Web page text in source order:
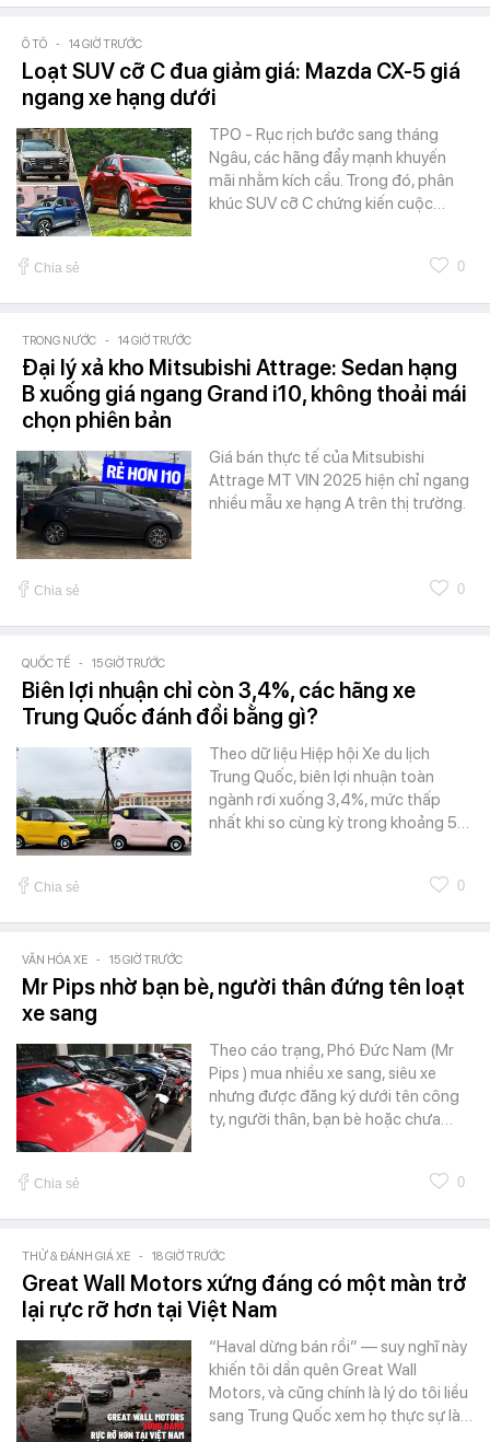
Ô TÔ - 14 GIỜ TRƯỚC
Loạt SUV cỡ C đua giảm giá: Mazda CX-5 giá
ngang xe hạng dưới
TPO - Rục rịch bước sang tháng
Ngâu, các hãng đẩy mạnh khuyến
mãi nhằm kích cầu. Trong đó, phân
khúc SUV cỡ C chứng kiến cuộc…
Chia sẻ 0
TRONG NƯỚC - 14 GIỜ TRƯỚC
Đại lý xả kho Mitsubishi Attrage: Sedan hạng
B xuống giá ngang Grand i10, không thoải mái
chọn phiên bản
Giá bán thực tế của Mitsubishi
Attrage MT VIN 2025 hiện chỉ ngang
nhiều mẫu xe hạng A trên thị trường.
Chia sẻ 0
QUỐC TẾ - 15 GIỜ TRƯỚC
Biên lợi nhuận chỉ còn 3,4%, các hãng xe
Trung Quốc đánh đổi bằng gì?
Theo dữ liệu Hiệp hội Xe du lịch
Trung Quốc, biên lợi nhuận toàn
ngành rơi xuống 3,4%, mức thấp
nhất khi so cùng kỳ trong khoảng 5…
Chia sẻ 0
VĂN HÓA XE - 15 GIỜ TRƯỚC
Mr Pips nhờ bạn bè, người thân đứng tên loạt
xe sang
Theo cáo trạng, Phó Đức Nam (Mr
Pips ) mua nhiều xe sang, siêu xe
nhưng được đăng ký dưới tên công
ty, người thân, bạn bè hoặc chưa…
Chia sẻ 0
THỬ & ĐÁNH GIÁ XE - 18 GIỜ TRƯỚC
Great Wall Motors xứng đáng có một màn trở
lại rực rỡ hơn tại Việt Nam
“Haval dừng bán rồi” — suy nghĩ này
khiến tôi dần quên Great Wall
Motors, và cũng chính là lý do tôi liều
sang Trung Quốc xem họ thực sự là…